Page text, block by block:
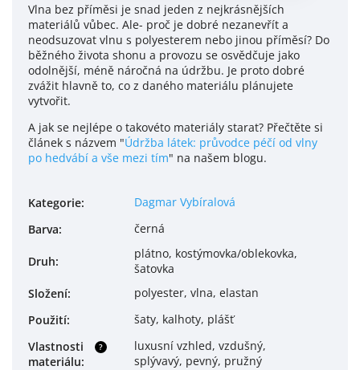
Vlna bez příměsi je snad jeden z nejkrásnějších
materiálů vůbec. Ale- proč je dobré nezanevřít a
neodsuzovat vlnu s polyesterem nebo jinou příměsí? Do
běžného života shonu a provozu se osvědčuje jako
odolnější, méně náročná na údržbu. Je proto dobré
zvážit hlavně to, co z daného materiálu plánujete
vytvořit.
A jak se nejlépe o takovéto materiály starat? Přečtěte si
článek s názvem "Údržba látek: průvodce péčí od vlny
po hedvábí a vše mezi tím" na našem blogu.
Kategorie:
Dagmar Vybíralová
Barva: černá
Druh:
plátno, kostýmovka/oblekovka,
šatovka
Složení:
polyester, vlna, elastan
Použití: šaty, kalhoty, plášť
?
Vlastnosti
materiálu:
luxusní vzhled, vzdušný,
splývavý, pevný, pružný